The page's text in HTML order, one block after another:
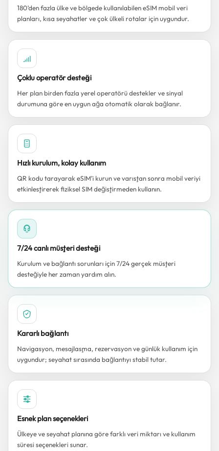
180’den fazla ülke ve bölgede kullanılabilen eSIM mobil veri
planları, kısa seyahatler ve çok ülkeli rotalar için uygundur.
Çoklu operatör desteği
Her plan birden fazla yerel operatörü destekler ve sinyal
durumuna göre en uygun ağa otomatik olarak bağlanır.
Hızlı kurulum, kolay kullanım
QR kodu tarayarak eSIM’i kurun ve varıştan sonra mobil veriyi
etkinleştirerek fiziksel SIM değiştirmeden kullanın.
7/24 canlı müşteri desteği
Kurulum ve bağlantı sorunları için 7/24 gerçek müşteri
desteğiyle her zaman yardım alın.
Kararlı bağlantı
Navigasyon, mesajlaşma, rezervasyon ve günlük kullanım için
uygundur; seyahat sırasında bağlantıyı stabil tutar.
Esnek plan seçenekleri
Ülkeye ve seyahat planına göre farklı veri miktarı ve kullanım
süresi seçenekleri sunar.